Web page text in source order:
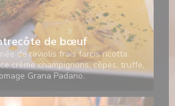
de bœuf
de raviolis frais farcis ricotta
crème champignons, cèpes, truffe,
Grana Padano.